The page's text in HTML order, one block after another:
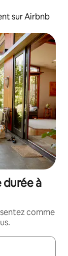
sur Airbnb
à
comme